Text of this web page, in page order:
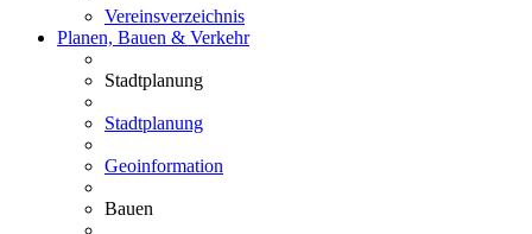
Vereinsverzeichnis
Planen, Bauen & Verkehr
Stadtplanung
Stadtplanung
Geoinformation
Bauen